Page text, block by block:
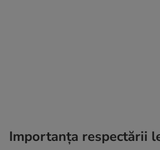
Importanța respectării